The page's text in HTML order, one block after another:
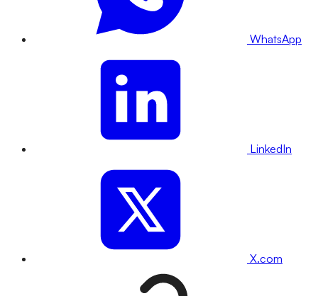
WhatsApp
LinkedIn
X.com